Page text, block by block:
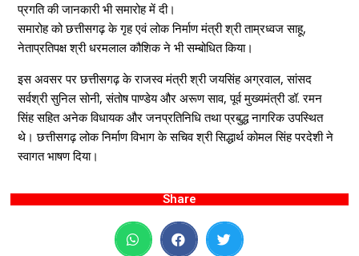
प्रगति की जानकारी भी समारोह में दी।
समारोह को छत्तीसगढ़ के गृह एवं लोक निर्माण मंत्री श्री ताम्रध्वज साहू,
नेताप्रतिपक्ष श्री धरमलाल कौशिक ने भी सम्बोधित किया।
इस अवसर पर छत्तीसगढ़ के राजस्व मंत्री श्री जयसिंह अग्रवाल, सांसद
सर्वश्री सुनिल सोनी, संतोष पाण्डेय और अरूण साव, पूर्व मुख्यमंत्री डॉ. रमन
सिंह सहित अनेक विधायक और जनप्रतिनिधि तथा प्रबुद्ध नागरिक उपस्थित
थे। छत्तीसगढ़ लोक निर्माण विभाग के सचिव श्री सिद्धार्थ कोमल सिंह परदेशी ने
स्वागत भाषण दिया।
Share